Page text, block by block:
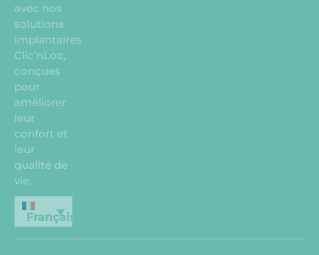
avec nos
solutions
implantaires
Clic’nLoc,
conçues
pour
améliorer
leur
confort et
leur
qualité de
vie.
Français